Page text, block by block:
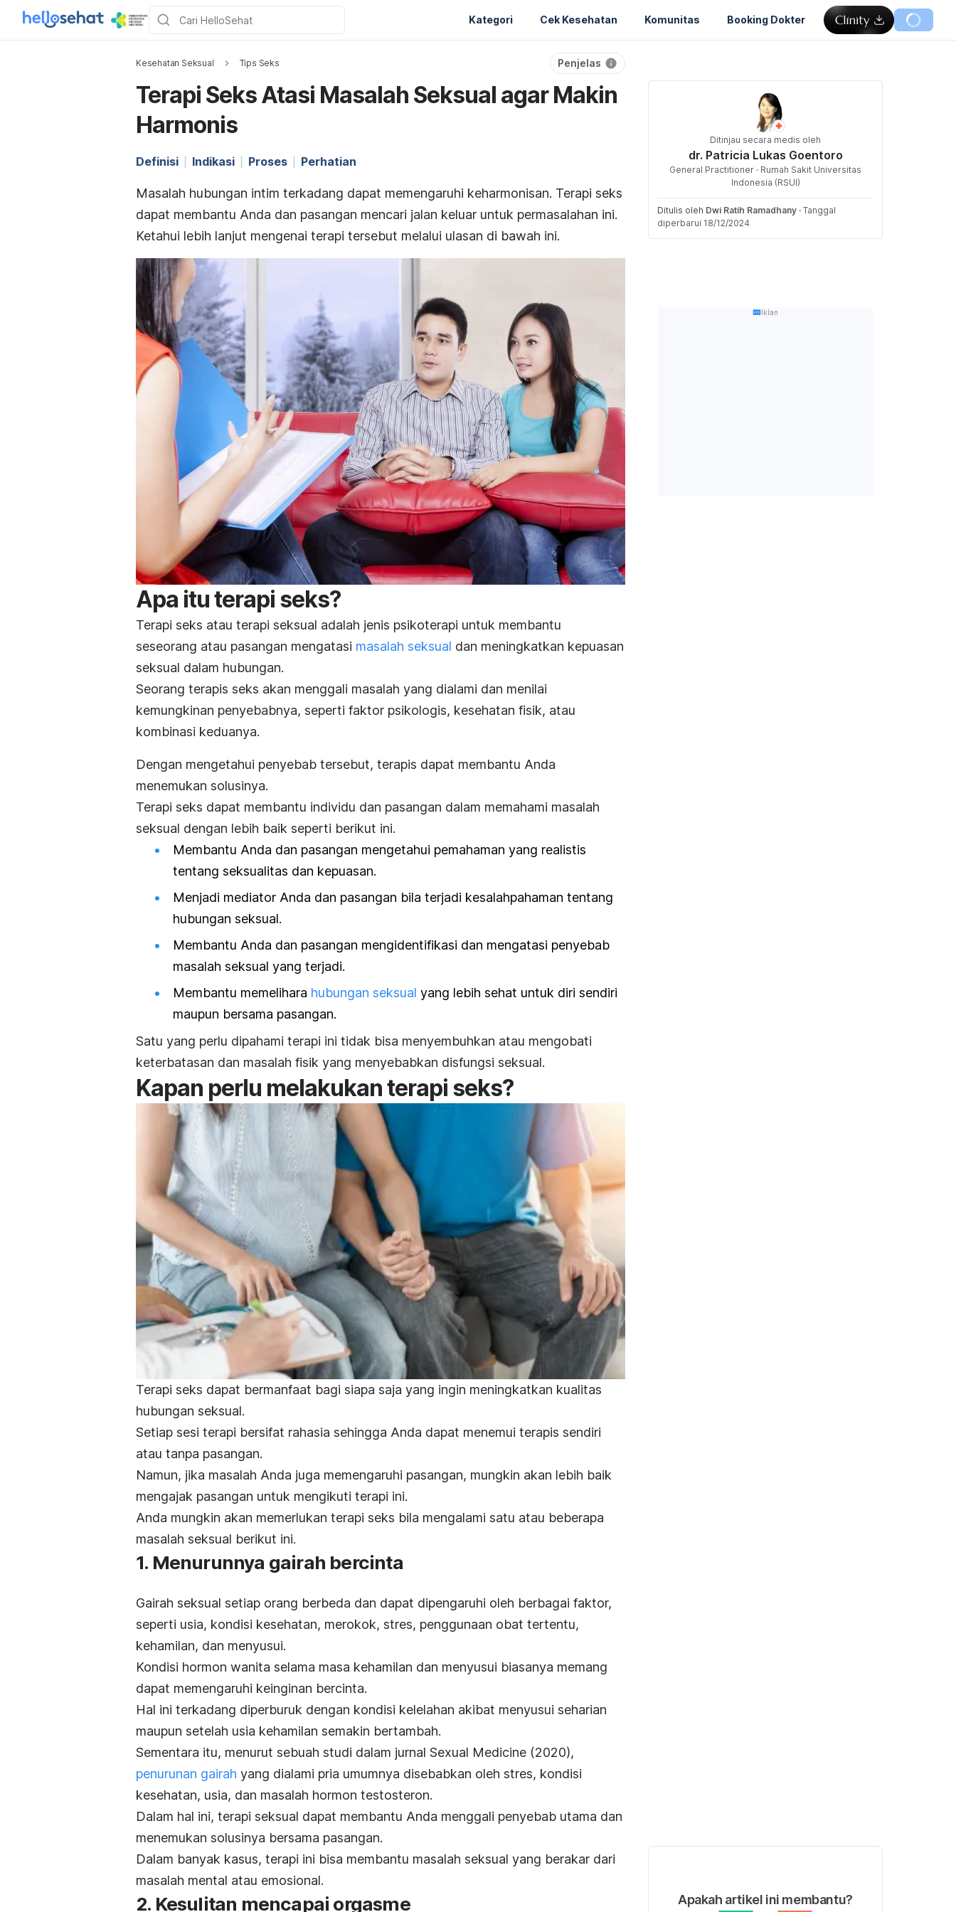
Kategori Cek Kesehatan Komunitas Booking Dokter
Kesehatan Seksual Tips Seks Penjelas
Terapi Seks Atasi Masalah Seksual agar Makin
Harmonis
Definisi Indikasi Proses Perhatian
Masalah hubungan intim terkadang dapat memengaruhi keharmonisan. Terapi seks
dapat membantu Anda dan pasangan mencari jalan keluar untuk permasalahan ini.
Ketahui lebih lanjut mengenai terapi tersebut melalui ulasan di bawah ini.
Apa itu terapi seks?
Terapi seks atau terapi seksual adalah jenis psikoterapi untuk membantu
seseorang atau pasangan mengatasi masalah seksual dan meningkatkan kepuasan
seksual dalam hubungan.
Seorang terapis seks akan menggali masalah yang dialami dan menilai
kemungkinan penyebabnya, seperti faktor psikologis, kesehatan fisik, atau
kombinasi keduanya.
Dengan mengetahui penyebab tersebut, terapis dapat membantu Anda
menemukan solusinya.
Terapi seks dapat membantu individu dan pasangan dalam memahami masalah
seksual dengan lebih baik seperti berikut ini.
Membantu Anda dan pasangan mengetahui pemahaman yang realistis
tentang seksualitas dan kepuasan.
Menjadi mediator Anda dan pasangan bila terjadi kesalahpahaman tentang
hubungan seksual.
Membantu Anda dan pasangan mengidentifikasi dan mengatasi penyebab
masalah seksual yang terjadi.
Membantu memelihara hubungan seksual yang lebih sehat untuk diri sendiri
maupun bersama pasangan.
Satu yang perlu dipahami terapi ini tidak bisa menyembuhkan atau mengobati
keterbatasan dan masalah fisik yang menyebabkan disfungsi seksual.
Kapan perlu melakukan terapi seks?
Terapi seks dapat bermanfaat bagi siapa saja yang ingin meningkatkan kualitas
hubungan seksual.
Setiap sesi terapi bersifat rahasia sehingga Anda dapat menemui terapis sendiri
atau tanpa pasangan.
Namun, jika masalah Anda juga memengaruhi pasangan, mungkin akan lebih baik
mengajak pasangan untuk mengikuti terapi ini.
Anda mungkin akan memerlukan terapi seks bila mengalami satu atau beberapa
masalah seksual berikut ini.
1. Menurunnya gairah bercinta
Gairah seksual setiap orang berbeda dan dapat dipengaruhi oleh berbagai faktor,
seperti usia, kondisi kesehatan, merokok, stres, penggunaan obat tertentu,
kehamilan, dan menyusui.
Kondisi hormon wanita selama masa kehamilan dan menyusui biasanya memang
dapat memengaruhi keinginan bercinta.
Hal ini terkadang diperburuk dengan kondisi kelelahan akibat menyusui seharian
maupun setelah usia kehamilan semakin bertambah.
Sementara itu, menurut sebuah studi dalam jurnal Sexual Medicine (2020),
penurunan gairah yang dialami pria umumnya disebabkan oleh stres, kondisi
kesehatan, usia, dan masalah hormon testosteron.
Dalam hal ini, terapi seksual dapat membantu Anda menggali penyebab utama dan
menemukan solusinya bersama pasangan.
Dalam banyak kasus, terapi ini bisa membantu masalah seksual yang berakar dari
masalah mental atau emosional.
2. Kesulitan mencapai orgasme
Ditinjau secara medis oleh
dr. Patricia Lukas Goentoro
General Practitioner · Rumah Sakit Universitas
Indonesia (RSUI)
Ditulis oleh Dwi Ratih Ramadhany · Tanggal
diperbarui 18/12/2024
Iklan
Apakah artikel ini membantu?